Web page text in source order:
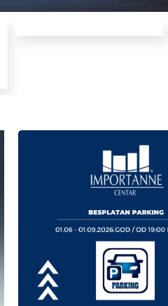
Poštovani
u periodu od
01.09.2026.god u
19:00 do 22:00 h
BESPLATAN
centru.
Budući da je 1h
ukoliko dođete u
morati platit parking